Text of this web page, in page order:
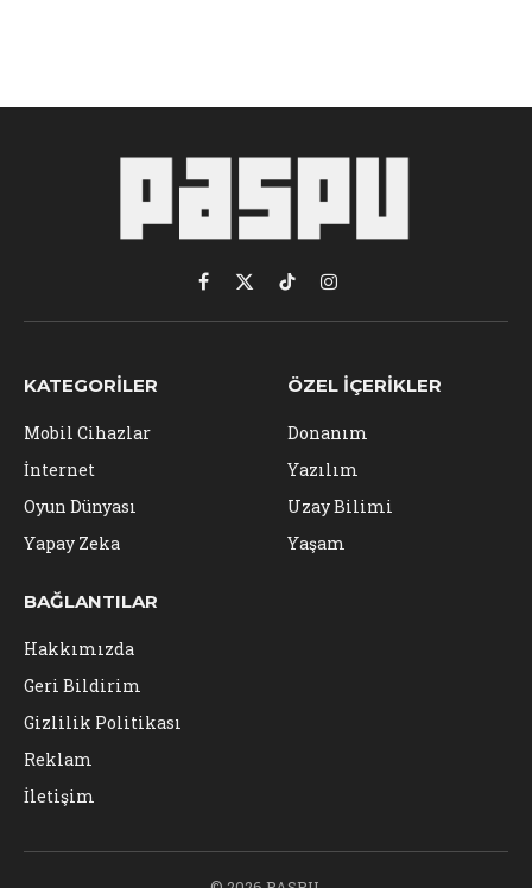
Facebook
X
(Twitter)
TikTokInstagram
KATEGORILER
Mobil Cihazlar
İnternet
Oyun Dünyası
Yapay Zeka
ÖZEL İÇERIKLER
Donanım
Yazılım
Uzay Bilimi
Yaşam
BAĞLANTILAR
Hakkımızda
Geri Bildirim
Gizlilik Politikası
Reklam
İletişim